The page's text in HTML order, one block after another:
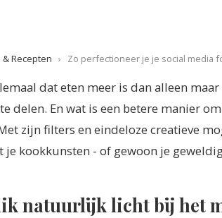
& Recepten › Zo perfectioneer je je social media
dat eten meer is dan alleen
delen. En wat is een betere manier
zijn filters en eindeloze creatieve
je kookkunsten - of gewoon je
natuurlijk licht bij het